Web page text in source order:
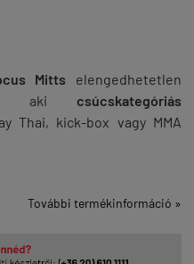
Mitts elengedhetetlen
aki csúcskategóriás
Thai, kick-box vagy MMA
További termékinformáció »